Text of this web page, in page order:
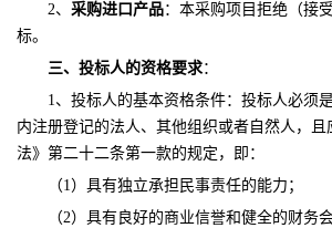
2、 采购进口产品：本采购项目 拒绝 （接
标。
三、投标人的资格要求：
1、投标人的基本资格条件：投标人必须
内注册登记的法人、其他组织或者自然人，且
法》第二十二条第一款的规定，即：
（1）具有独立承担民事责任的能力；
（2）具有良好的商业信誉和健全的财务会